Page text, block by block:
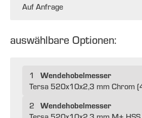
Auf Anfrage
auswählbare Optionen:
1 Wendehobelmesser
Tersa 520x10x2,3 mm Chrom
2
Wendehobelmesser